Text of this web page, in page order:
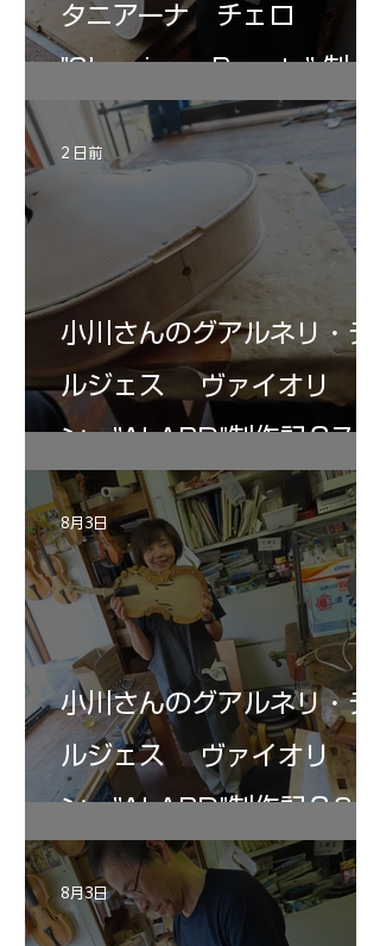
タニアーナ チェロ
"Sleeping・Beauty” 制作
記 31
小川さんのグアルネリ・デ
ルジェス ヴァイオリ
ン ”ALARD"制作記３7
2 日前
小川さんのグアルネリ・デ
ルジェス ヴァイオリ
ン ”ALARD"制作記３6
8月3日
8月3日